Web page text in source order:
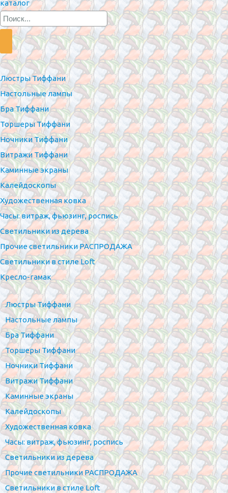
каталог
Люстры Тиффани
Настольные лампы
Бра Тиффани
Торшеры Тиффани
Ночники Тиффани
Витражи Тиффани
Каминные экраны
Калейдоскопы
Художественная ковка
Часы: витраж, фьюзинг, роспись
Светильники из дерева
Прочие светильники РАСПРОДАЖА
Светильники в стиле Loft
Кресло-гамак
Люстры Тиффани
Настольные лампы
Бра Тиффани
Торшеры Тиффани
Ночники Тиффани
Витражи Тиффани
Каминные экраны
Калейдоскопы
Художественная ковка
Часы: витраж, фьюзинг, роспись
Светильники из дерева
Прочие светильники РАСПРОДАЖА
Светильники в стиле Loft